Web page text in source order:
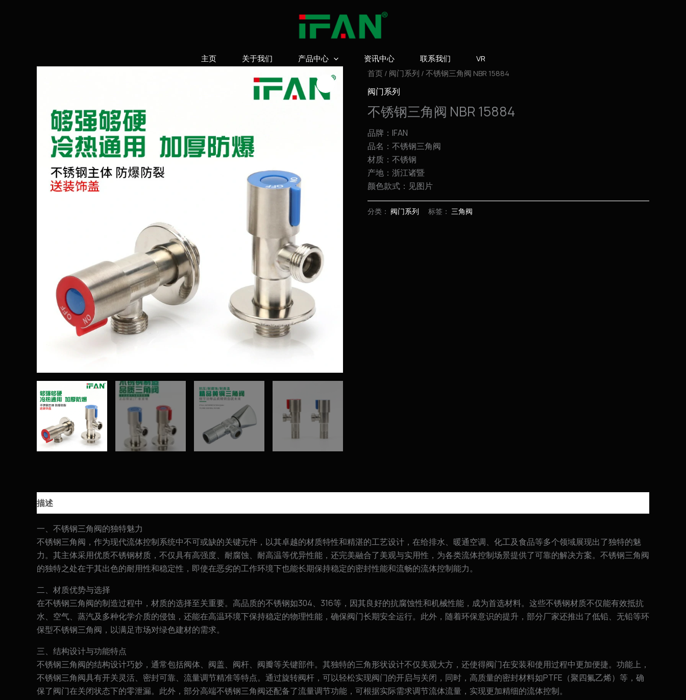
主页 关于我们 产品中心 资讯中心 联系我们 VR
首页 / 阀门系列 / 不锈钢三角阀 NBR 15884
阀门系列
不锈钢三角阀 NBR 15884
品牌：IFAN
品名：不锈钢三角阀
材质：不锈钢
产地：浙江诸暨
颜色款式：见图片
分类： 阀门系列 标签： 三角阀
描述
一、不锈钢三角阀的独特魅力
不锈钢三角阀，作为现代流体控制系统中不可或缺的关键元件，以其卓越的材质特性和精湛的工艺设计，在给排水、暖通空调、化工及食品等多个领域展现出了独特的魅
力。其主体采用优质不锈钢材质，不仅具有高强度、耐腐蚀、耐高温等优异性能，还完美融合了美观与实用性，为各类流体控制场景提供了可靠的解决方案。不锈钢三角阀
的独特之处在于其出色的耐用性和稳定性，即使在恶劣的工作环境下也能长期保持稳定的密封性能和流畅的流体控制能力。
二、材质优势与选择
在不锈钢三角阀的制造过程中，材质的选择至关重要。高品质的不锈钢如304、316等，因其良好的抗腐蚀性和机械性能，成为首选材料。这些不锈钢材质不仅能有效抵抗
水、空气、蒸汽及多种化学介质的侵蚀，还能在高温环境下保持稳定的物理性能，确保阀门长期安全运行。此外，随着环保意识的提升，部分厂家还推出了低铅、无铅等环
保型不锈钢三角阀，以满足市场对绿色建材的需求。
三、结构设计与功能特点
不锈钢三角阀的结构设计巧妙，通常包括阀体、阀盖、阀杆、阀瓣等关键部件。其独特的三角形状设计不仅美观大方，还使得阀门在安装和使用过程中更加便捷。功能上，
不锈钢三角阀具有开关灵活、密封可靠、流量调节精准等特点。通过旋转阀杆，可以轻松实现阀门的开启与关闭，同时，高质量的密封材料如PTFE（聚四氟乙烯）等，确
保了阀门在关闭状态下的零泄漏。此外，部分高端不锈钢三角阀还配备了流量调节功能，可根据实际需求调节流体流量，实现更加精细的流体控制。